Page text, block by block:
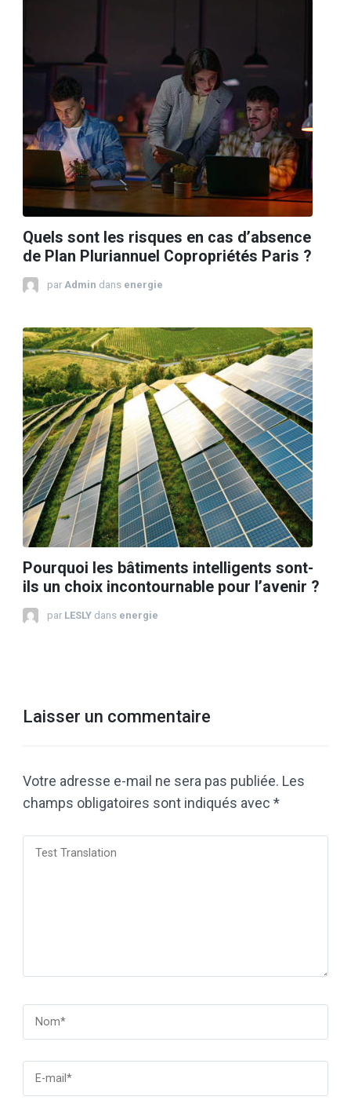
Quels sont les risques en cas d’absence
de Plan Pluriannuel Copropriétés Paris ?
par Admin dans energie
Pourquoi les bâtiments intelligents sont-
ils un choix incontournable pour l’avenir ?
par LESLY dans energie
Laisser un commentaire
Votre adresse e-mail ne sera pas publiée. Les
champs obligatoires sont indiqués avec *